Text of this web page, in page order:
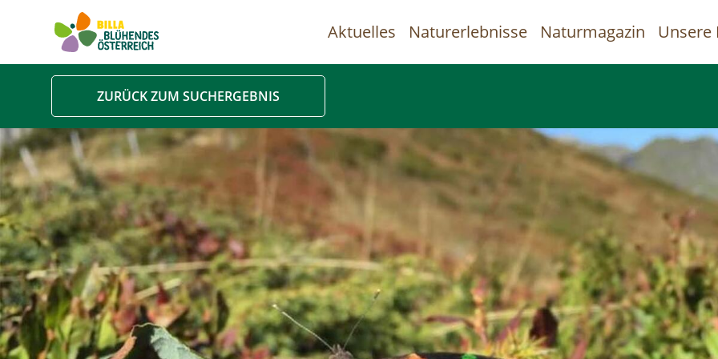
Inhalt
Hauptnavigation
Aktuelles Naturerlebnisse Naturmagazin Unsere
ZURÜCK ZUM SUCHERGEBNIS
Image